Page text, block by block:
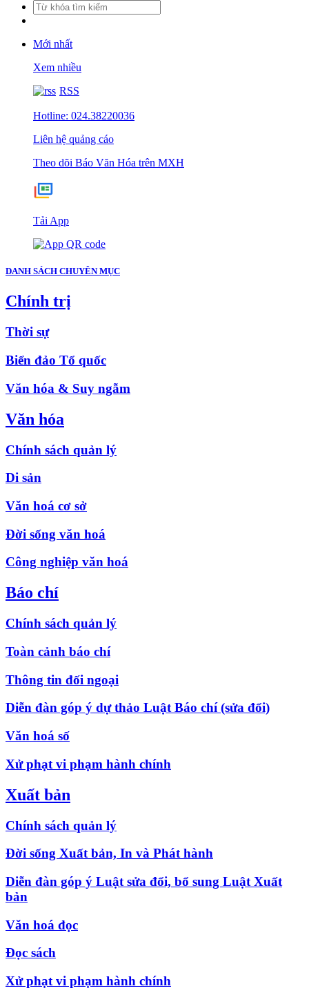
Mới nhất
Xem nhiều
RSS
Hotline: 024.38220036
Liên hệ quảng cáo
Theo dõi Báo Văn Hóa trên MXH
Tải App
DANH SÁCH CHUYÊN MỤC
Chính trị
Thời sự
Biển đảo Tổ quốc
Văn hóa & Suy ngẫm
Văn hóa
Chính sách quản lý
Di sản
Văn hoá cơ sở
Đời sống văn hoá
Công nghiệp văn hoá
Báo chí
Chính sách quản lý
Toàn cảnh báo chí
Thông tin đối ngoại
Diễn đàn góp ý dự thảo Luật Báo chí (sửa đổi)
Văn hoá số
Xử phạt vi phạm hành chính
Xuất bản
Chính sách quản lý
Đời sống Xuất bản, In và Phát hành
Diễn đàn góp ý Luật sửa đổi, bổ sung Luật Xuất
bản
Văn hoá đọc
Đọc sách
Xử phạt vi phạm hành chính